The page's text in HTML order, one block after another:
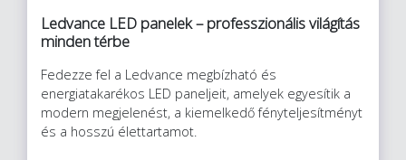
Ledvance LED panelek – professzionális világítás
minden térbe
Fedezze fel a Ledvance megbízható és
energiatakarékos LED paneljeit, amelyek egyesítik a
modern megjelenést, a kiemelkedő fényteljesítményt
és a hosszú élettartamot.